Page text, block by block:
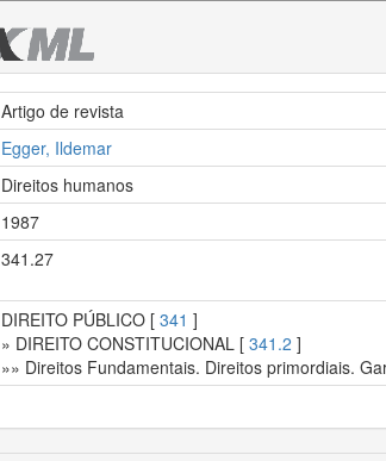
Artigo de revista
Egger, Ildemar
Direitos humanos
1987
341.27
DIREITO PÚBLICO [ 341 ]
» DIREITO CONSTITUCIONAL [ 341.2 ]
»» Direitos Fundamentais. Direitos primordiais.